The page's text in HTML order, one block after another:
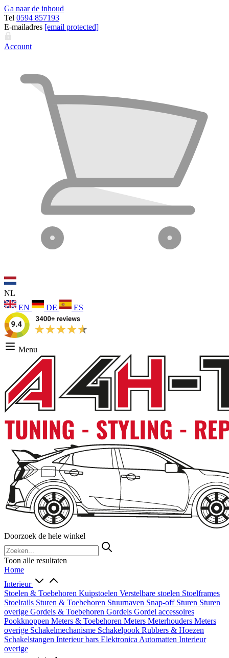
Ga naar de inhoud
Tel 0594 857193
E-mailadres [email protected]
Account
NL
EN
DE ES
Menu
Doorzoek de hele winkel
Toon alle resultaten
Home
Interieur
Stoelen & Toebehoren Kuipstoelen Verstelbare stoelen Stoelframes
Stoelrails Sturen & Toebehoren Stuurnaven Snap-off Sturen Sturen
overige Gordels & Toebehoren Gordels Gordel accessoires
Pookknoppen Meters & Toebehoren Meters Meterhouders Meters
overige Schakelmechanisme Schakelpook Rubbers & Hoezen
Schakelstangen Interieur bars Elektronica Automatten Interieur
overige